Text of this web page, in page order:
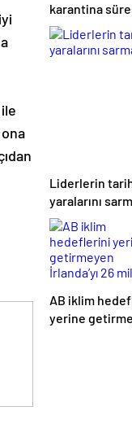
karantina
güne
Canlı Blog
Liderlerin
yaralarını
AB iklim
yerine